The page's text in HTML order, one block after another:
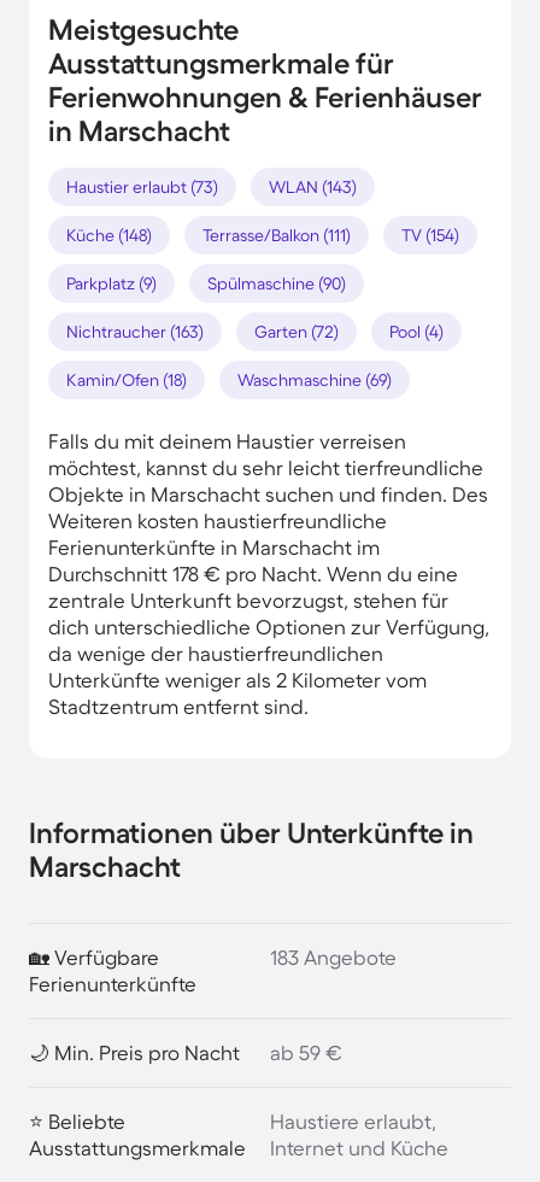
Meistgesuchte
Ausstattungsmerkmale für
Ferienwohnungen & Ferienhäuser
in Marschacht
Haustier erlaubt (73) WLAN (143)
Küche (148) Terrasse/Balkon (111) TV (154)
Parkplatz (9) Spülmaschine (90)
Nichtraucher (163) Garten (72) Pool (4)
Kamin/Ofen (18) Waschmaschine (69)
Falls du mit deinem Haustier verreisen
möchtest, kannst du sehr leicht tierfreundliche
Objekte in Marschacht suchen und finden. Des
Weiteren kosten haustierfreundliche
Ferienunterkünfte in Marschacht im
Durchschnitt 178 € pro Nacht. Wenn du eine
zentrale Unterkunft bevorzugst, stehen für
dich unterschiedliche Optionen zur Verfügung,
da wenige der haustierfreundlichen
Unterkünfte weniger als 2 Kilometer vom
Stadtzentrum entfernt sind.
Informationen über Unterkünfte in
Marschacht
🏡 Verfügbare
Ferienunterkünfte
183 Angebote
🌙 Min. Preis pro Nacht ab 59 €
⭐ Beliebte
Ausstattungsmerkmale
Haustiere erlaubt,
Internet und Küche